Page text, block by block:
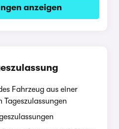
anzeigen
Fahrzeug aus einer
Tageszulassungen